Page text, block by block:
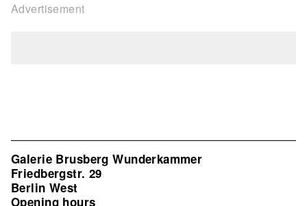
Advertisement
Galerie Brusberg Wunderkammer
Friedbergstr. 29
Berlin West
Opening hours